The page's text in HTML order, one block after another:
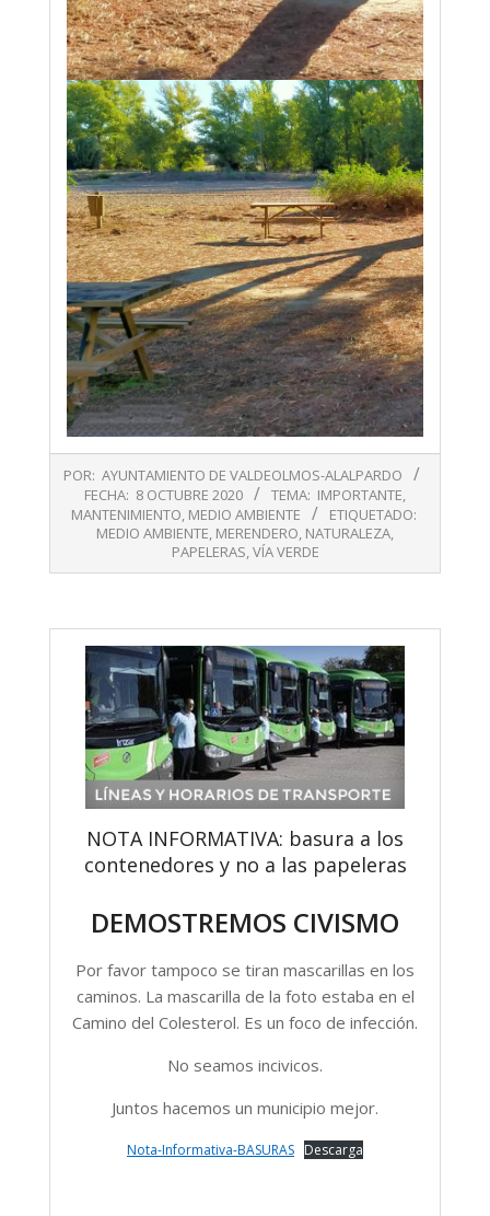
10-
POR: AYUNTAMIENTO DE VALDEOLMOS-ALALPARDO
FECHA: 8 OCTUBRE 2020 TEMA: IMPORTANTE,
MANTENIMIENTO, MEDIO AMBIENTE
ETIQUETADO:
MEDIO AMBIENTE, MERENDERO, NATURALEZA,
PAPELERAS,VÍA VERDE
NOTA INFORMATIVA: basura a los
contenedores y no a las papeleras
DEMOSTREMOS CIVISMO
Por favor tampoco se tiran mascarillas en los
caminos. La mascarilla de la foto estaba en el
Camino del Colesterol. Es un foco de infección.
No seamos incivicos.
Juntos hacemos un municipio mejor.
Nota-Informativa-BASURAS Descarga